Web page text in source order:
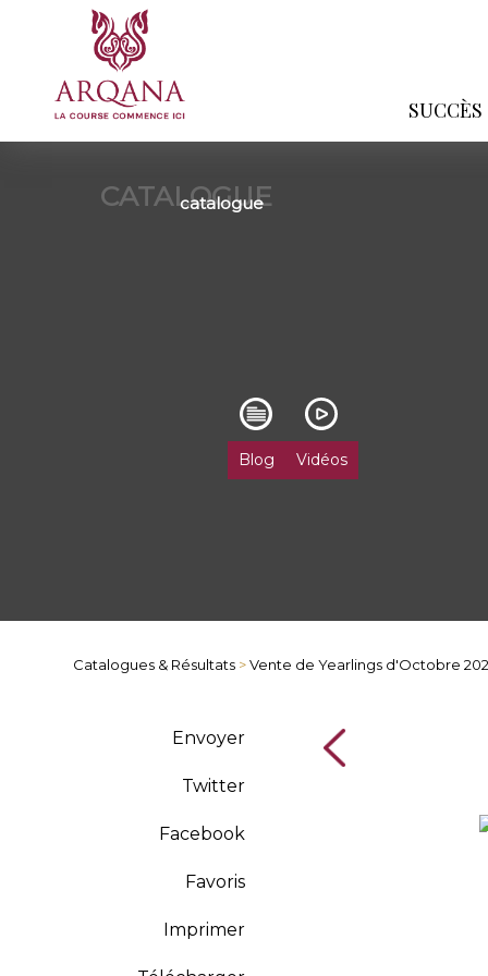
SUCCÈS
CATALOGUE
catalogue
Blog Vidéos
Catalogues & Résultats >Vente de Yearlings d'Octobre
Envoyer
Twitter
Facebook
Favoris
Imprimer